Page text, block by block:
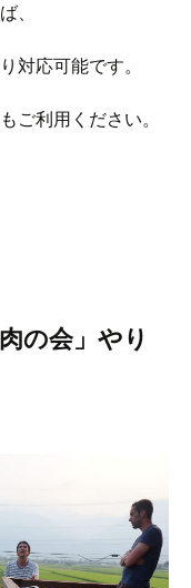
、
対応可能です。
ご利用ください。
の会」やり